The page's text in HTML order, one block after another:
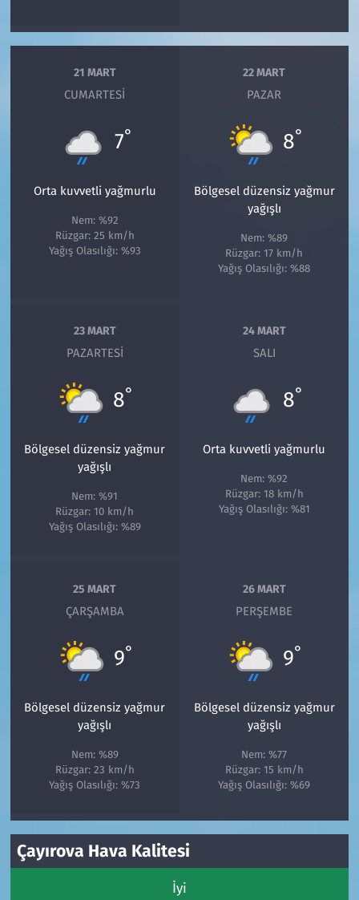
21 MART
CUMARTESI
7°
Orta kuvvetli yağmurlu
Nem: %92
Rüzgar: 25 km/h
Yağış Olasılığı: %93
22 MART
PAZAR
8°
Bölgesel düzensiz yağmur
yağışlı
Nem: %89
Rüzgar: 17 km/h
Yağış Olasılığı: %88
23 MART
PAZARTESI
8°
Bölgesel düzensiz yağmur
yağışlı
Nem: %91
Rüzgar: 10 km/h
Yağış Olasılığı: %89
24 MART
SALI
8°
Orta kuvvetli yağmurlu
Nem: %92
Rüzgar: 18 km/h
Yağış Olasılığı: %81
25 MART
ÇARŞAMBA
9°
Bölgesel düzensiz yağmur
yağışlı
Nem: %89
Rüzgar: 23 km/h
Yağış Olasılığı: %73
26 MART
PERŞEMBE
9°
Bölgesel düzensiz yağmur
yağışlı
Nem: %77
Rüzgar: 15 km/h
Yağış Olasılığı: %69
Çayırova Hava Kalitesi
İyi